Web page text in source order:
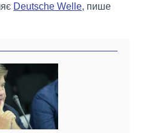
Deutsche Welle, пише